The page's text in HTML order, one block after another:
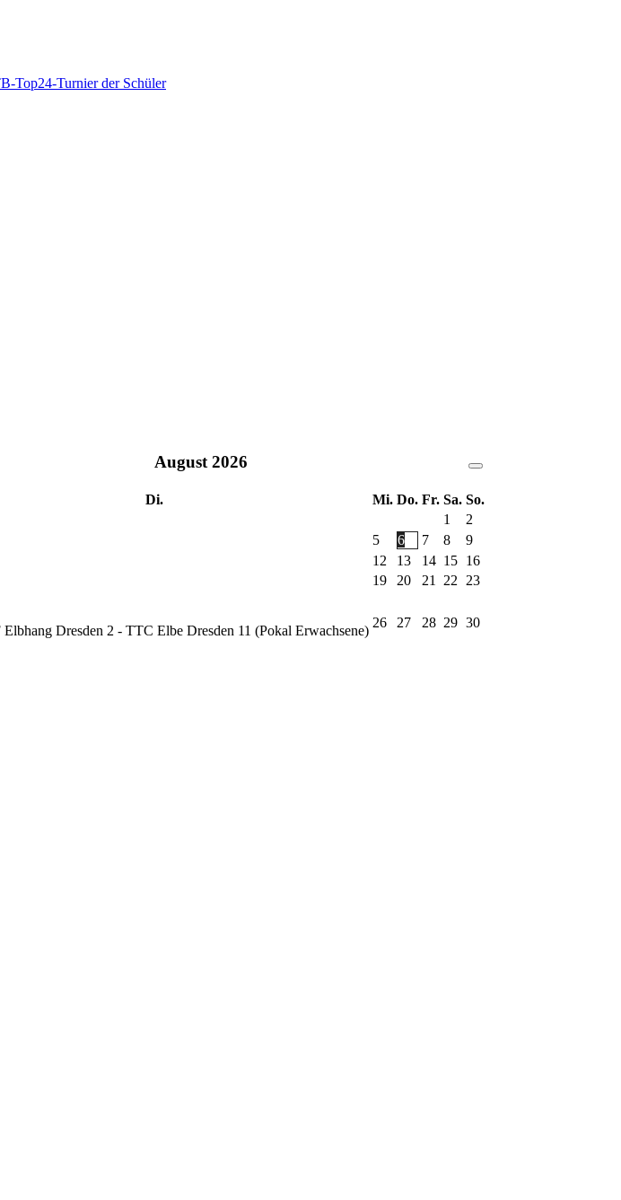
Top24-Turnier der Schüler
August 2026
Di. Mi. Do. Fr. Sa. So.
1
2
5 6 7 8
9
12 13 14 15 16
19 20 21 22 23
Dresden 2 - TTC Elbe Dresden 11 (Pokal Erwachsene)
26 27 28 29 30